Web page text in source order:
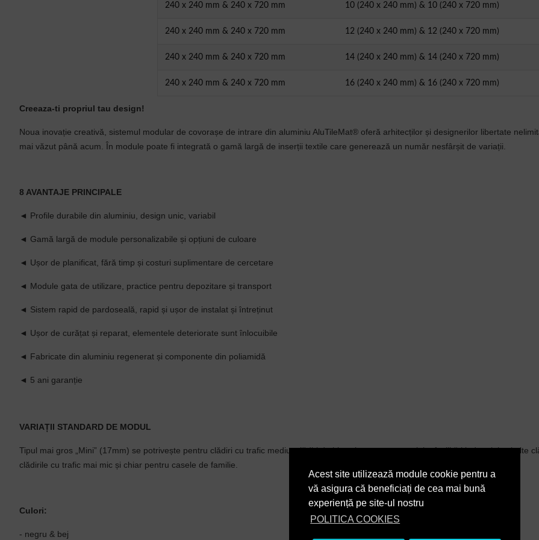
Acest site utilizează module cookie pentru a
vă asigura că beneficiați de cea mai bună
experiență pe site-ul nostru
POLITICA COOKIES
240 x 240 mm & 240 x 720 mm 10 (240 x 240 mm) & 10 (240 x 720 mm)
240 x 240 mm & 240 x 720 mm 12 (240 x 240 mm) & 12 (240 x 720 mm)
240 x 240 mm & 240 x 720 mm 14 (240 x 240 mm) & 14 (240 x 720 mm)
240 x 240 mm & 240 x 720 mm 16 (240 x 240 mm) & 16 (240 x 720 mm)
Creeaza-ti propriul tau design!
Noua inovație creativă, sistemul modular de covorașe de intrare din aluminiu AluTileMat® oferă arhitecților și designerilor libertate
mai văzut până acum. În module poate fi integrată o gamă largă de inserții textile care generează un număr nesfârșit de variații.
8 AVANTAJE PRINCIPALE
◄ Profile durabile din aluminiu, design unic, variabil
◄ Gamă largă de module personalizabile și opțiuni de culoare
◄ Ușor de planificat, fără timp și costuri suplimentare de cercetare
◄ Module gata de utilizare, practice pentru depozitare și transport
◄ Sistem rapid de pardoseală, rapid și ușor de instalat și întreținut
◄ Ușor de curățat și reparat, elementele deteriorate sunt înlocuibile
◄ Fabricate din aluminiu regenerat și componente din poliamidă
◄ 5 ani garanție
VARIAȚII STANDARD DE MODUL
Tipul mai gros „Mini” (17mm) se potrivește pentru clădiri cu trafic mediu, clădiri de birouri, centre comerciale, facilități industriale și alte
clădirile cu trafic mai mic și chiar pentru casele de familie.
Culori:
- negru & bej